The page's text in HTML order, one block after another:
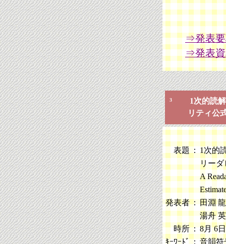
⇒発表要
⇒発表
3
1次的読
リティ公
表題 ： 1次的
リーダ
A
発表者：田淵
湯舟
時所：8月 6
ｷｰﾜｰﾄﾞ：音韻符